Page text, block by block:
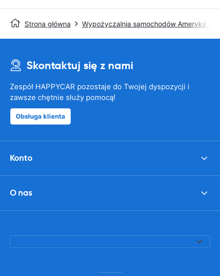
Strona główna Wypożyczalnia samochodów Ameryka
Skontaktuj się z nami
Zespół HAPPYCAR pozostaje do Twojej dyspozycji i
zawsze chętnie służy pomocą!
Obsługa klienta
Konto
O nas